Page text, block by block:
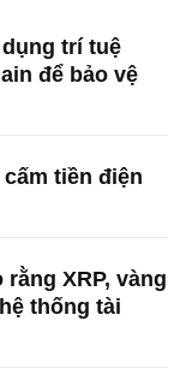
trí tuệ
để bảo vệ
tiền điện
XRP, vàng
thống tài